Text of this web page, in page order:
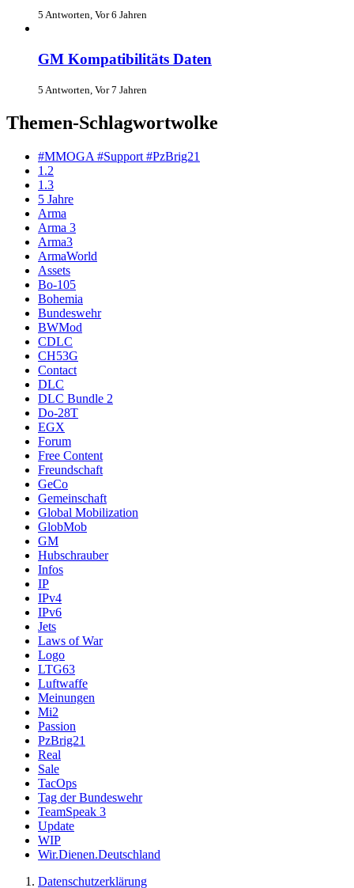
5 Antworten, Vor 6 Jahren
GM Kompatibilitäts Daten
5 Antworten, Vor 7 Jahren
Themen-Schlagwortwolke
#MMOGA #Support #PzBrig21
1.2
1.3
5 Jahre
Arma
Arma 3
Arma3
ArmaWorld
Assets
Bo-105
Bohemia
Bundeswehr
BWMod
CDLC
CH53G
Contact
DLC
DLC Bundle 2
Do-28T
EGX
Forum
Free Content
Freundschaft
GeCo
Gemeinschaft
Global Mobilization
GlobMob
GM
Hubschrauber
Infos
IP
IPv4
IPv6
Jets
Laws of War
Logo
LTG63
Luftwaffe
Meinungen
Mi2
Passion
PzBrig21
Real
Sale
TacOps
Tag der Bundeswehr
TeamSpeak 3
Update
WIP
Wir.Dienen.Deutschland
Datenschutzerklärung